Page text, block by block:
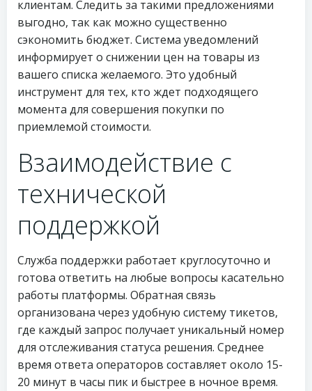
клиентам. Следить за такими предложениями
выгодно, так как можно существенно
сэкономить бюджет. Система уведомлений
информирует о снижении цен на товары из
вашего списка желаемого. Это удобный
инструмент для тех, кто ждет подходящего
момента для совершения покупки по
приемлемой стоимости.
Взаимодействие с
технической
поддержкой
Служба поддержки работает круглосуточно и
готова ответить на любые вопросы касательно
работы платформы. Обратная связь
организована через удобную систему тикетов,
где каждый запрос получает уникальный номер
для отслеживания статуса решения. Среднее
время ответа операторов составляет около 15-
20 минут в часы пик и быстрее в ночное время.